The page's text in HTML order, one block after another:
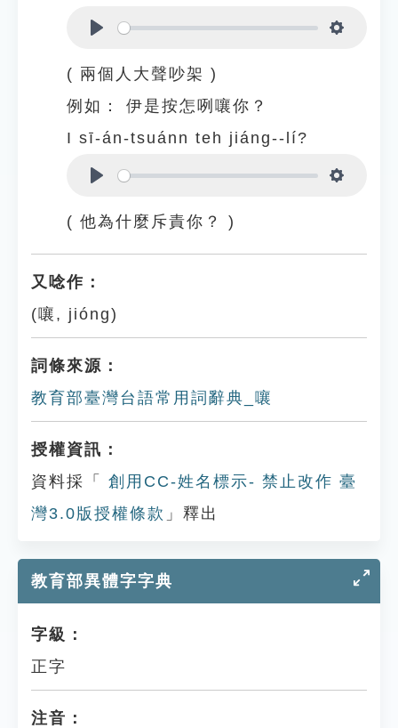
( 兩個人大聲吵架 )
例如：
伊是按怎咧嚷你？
I sī-án-tsuánn teh jiáng--lí?
( 他為什麼斥責你？ )
又唸作：
(嚷, jióng)
詞條來源：
教育部臺灣台語常用詞辭典_嚷
授權資訊：
資料採「
創用CC-姓名標示- 禁止改作 臺
灣3.0版授權條款 」釋出
教育部異體字字典
字級：
正字
注音：